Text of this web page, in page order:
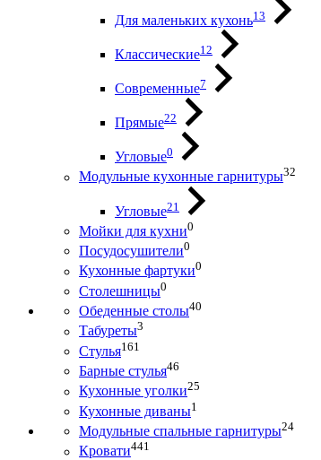
Для маленьких кухонь13
Классические12
Современные7
Прямые22
Угловые0
Модульные кухонные гарнитуры32
Угловые21
Мойки для кухни0
Посудосушители0
Кухонные фартуки0
Столешницы0
Обеденные столы40
Табуреты3
Стулья161
Барные стулья46
Кухонные уголки25
Кухонные диваны1
Модульные спальные гарнитуры24
Кровати441